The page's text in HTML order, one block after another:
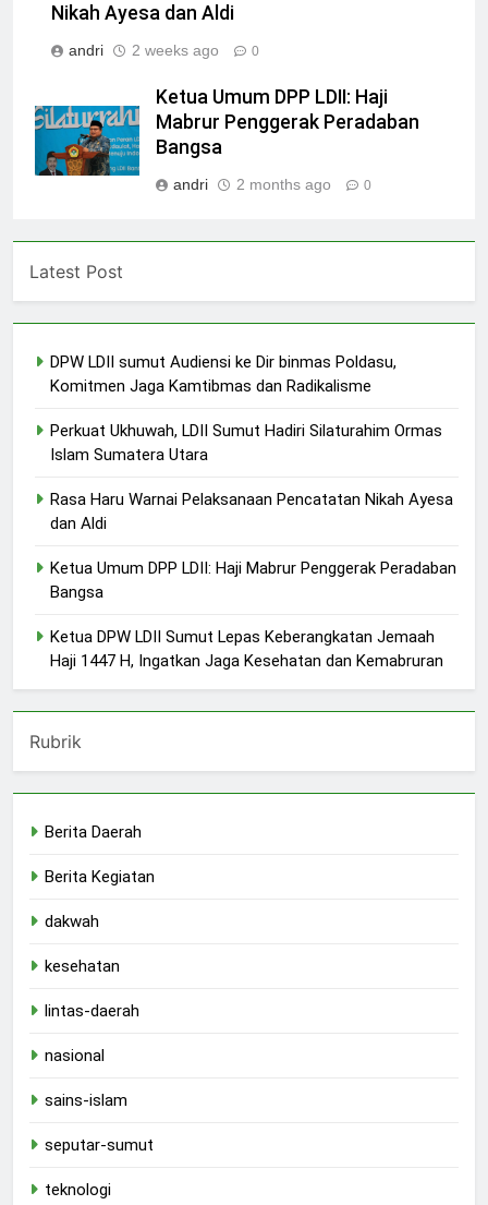
Nikah Ayesa dan Aldi
andri 2 weeks ago 0
Ketua Umum DPP LDII: Haji
Mabrur Penggerak Peradaban
Bangsa
andri 2 months ago 0
Latest Post
DPW LDII sumut Audiensi ke Dir binmas Poldasu,
Komitmen Jaga Kamtibmas dan Radikalisme
Perkuat Ukhuwah, LDII Sumut Hadiri Silaturahim Ormas
Islam Sumatera Utara
Rasa Haru Warnai Pelaksanaan Pencatatan Nikah Ayesa
dan Aldi
Ketua Umum DPP LDII: Haji Mabrur Penggerak Peradaban
Bangsa
Ketua DPW LDII Sumut Lepas Keberangkatan Jemaah
Haji 1447 H, Ingatkan Jaga Kesehatan dan Kemabruran
Rubrik
Berita Daerah
Berita Kegiatan
dakwah
kesehatan
lintas-daerah
nasional
sains-islam
seputar-sumut
teknologi